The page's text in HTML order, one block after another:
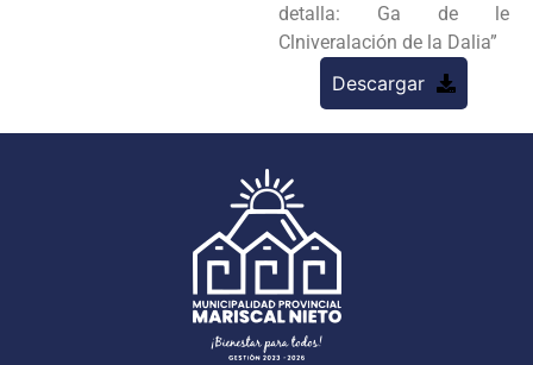
detalla: Ga de le
Clniveralación de la Dalia”
Descargar